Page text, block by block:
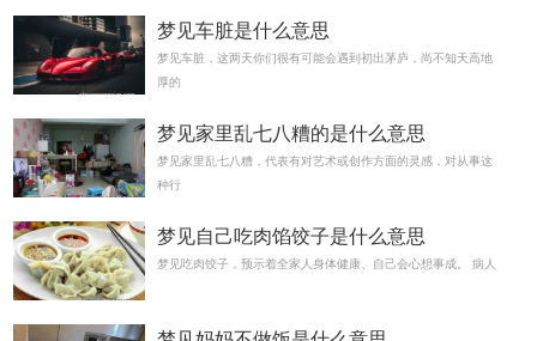
梦见车脏是什么意思
梦见车脏，这两天你们很有可能会遇到初出茅庐，尚不知天高地
厚的
梦见家里乱七八糟的是什么意思
梦见家里乱七八糟，代表有对艺术或创作方面的灵感，对从事这
种行
梦见自己吃肉馅饺子是什么意思
梦见吃肉饺子，预示着全家人身体健康、自己会心想事成。 病人